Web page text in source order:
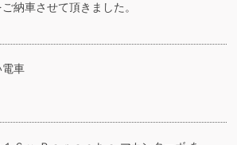
納車させて頂きました。
車